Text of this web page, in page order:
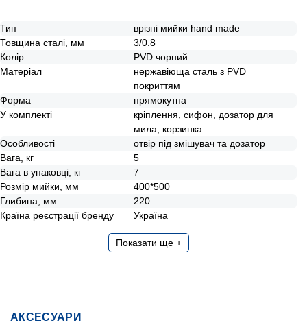
Тип
врізні мийки hand made
Товщина сталі, мм
3/0.8
Колір
PVD чорний
Матеріал
нержавіюща сталь з PVD
покриттям
Форма
прямокутна
У комплекті
кріплення, сифон, дозатор для
мила, корзинка
Особливості
отвір під змішувач та дозатор
Вага, кг
5
Вага в упаковці, кг
7
Розмір мийки, мм
400*500
Глибина, мм
220
Країна реєстрації бренду
Україна
Показати ще +
АКСЕСУАРИ